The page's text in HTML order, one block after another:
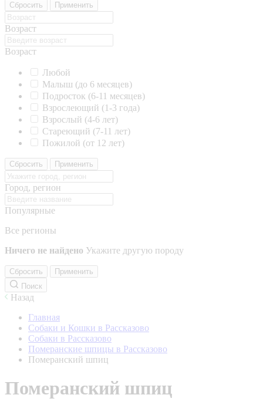
Сбросить Применить
Возраст
Возраст
Любой
Малыш (до 6 месяцев)
Подросток (6-11 месяцев)
Взрослеющий (1-3 года)
Взрослый (4-6 лет)
Стареющий (7-11 лет)
Пожилой (от 12 лет)
Сбросить Применить
Город, регион
Популярные
Все регионы
Ничего не найдено Укажите другую породу
Сбросить
Применить
Поиск
Назад
Главная
Собаки и Кошки в Рассказово
Собаки в Рассказово
Померанские шпицы в Рассказово
Померанский шпиц
Померанский шпиц